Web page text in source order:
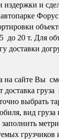
и
Форус
до 20 т. Для
доставки
на сайте Вы
доставка
выбрать
вид груза
грузчиков